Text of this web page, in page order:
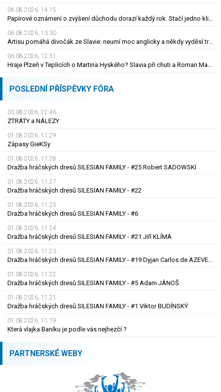
06.08.2026, 14.15
Papírové oznámení o zvýšení důchodu dorazí každý rok. Stačí jedno kliknutí
06.08.2026, 13.30
Artisu pomáhá divočák ze Slavie: neumí moc anglicky a někdy vyděsí trenéra. Čím?
06.08.2026, 12.51
Hraje Plzeň v Teplicích o Martina Hyského? Slavia při chuti a Roman Macek proti svým…
POSLEDNÍ PŘÍSPĚVKY FÓRA
03.08.2026, 22.46
ZTRÁTY a NÁLEZY
01.08.2026, 11.29
Zápasy GieKSy
01.08.2026, 11.28
Dražba hráčských dresů SILESIAN FAMILY - #25 Robert SADOWSKI
01.08.2026, 11.27
Dražba hráčských dresů SILESIAN FAMILY - #22
01.08.2026, 11.25
Dražba hráčských dresů SILESIAN FAMILY - #6
01.08.2026, 11.24
Dražba hráčských dresů SILESIAN FAMILY - #21 Jiří KLÍMA
01.08.2026, 11.23
Dražba hráčských dresů SILESIAN FAMILY - #19 Dyjan Carlos de AZEVEDO
01.08.2026, 11.22
Dražba hráčských dresů SILESIAN FAMILY - #5 Adam JÁNOŠ
01.08.2026, 11.21
Dražba hráčských dresů SILESIAN FAMILY - #1 Viktor BUDÍNSKÝ
01.08.2026, 11.19
Která vlajka Baníku je podle vás nejhezčí ?
PARTNERSKÉ WEBY